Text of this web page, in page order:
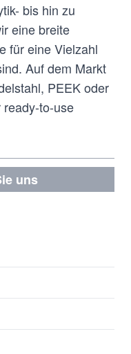
bis hin zu
eine breite
für eine Vielzahl
Auf dem Markt
PEEK oder
to-use
uns